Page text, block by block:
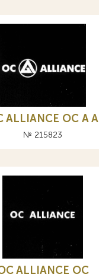
ALLIANCE ОС A А
№ 215823
ALLIANCE ОС